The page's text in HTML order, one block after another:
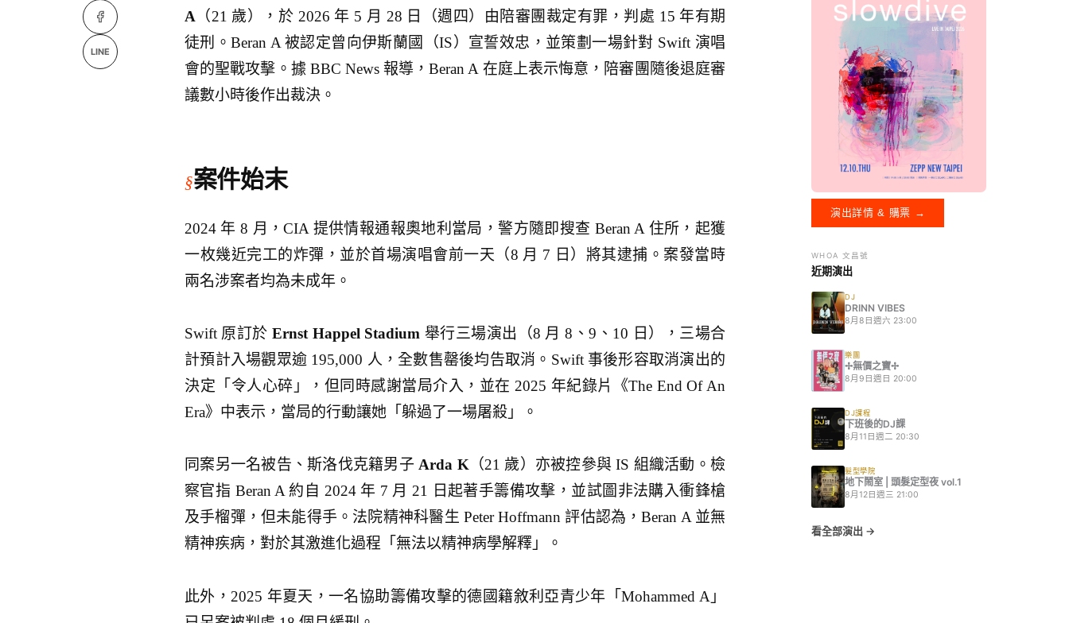
LINE
A （21 歲），於 2026 年 5 月 28 日（週四）由陪審團裁定有罪，判處 15 年有期
徒刑。Beran A 被認定曾向伊斯蘭國（IS）宣誓效忠，並策劃一場針對 Swift 演唱
會的聖戰攻擊。據 BBC News 報導，Beran A 在庭上表示悔意，陪審團隨後退庭審
議數小時後作出裁決。
案件始末
2024 年 8 月，CIA 提供情報通報奧地利當局，警方隨即搜查 Beran A 住所，起獲
一枚幾近完工的炸彈，並於首場演唱會前一天（8 月 7 日）將其逮捕。案發當時
兩名涉案者均為未成年。
Swift 原訂於Ernst Happel Stadium 舉行三場演出（8 月 8、9、10 日），三場合
計預計入場觀眾逾 195,000 人，全數售罄後均告取消。Swift 事後形容取消演出的
決定「令人心碎」，但同時感謝當局介入，並在 2025 年紀錄片《The End Of An
Era》中表示，當局的行動讓她「躲過了一場屠殺」。
同案另一名被告、斯洛伐克籍男子Arda K（21 歲）亦被控參與 IS 組織活動。檢
察官指 Beran A 約自 2024 年 7 月 21 日起著手籌備攻擊，並試圖非法購入衝鋒槍
及手榴彈，但未能得手。法院精神科醫生 Peter Hoffmann 評估認為，Beran A 並無
精神疾病，對於其激進化過程「無法以精神病學解釋」。
此外，2025 年夏天，一名協助籌備攻擊的德國籍敘利亞青少年「Mohammed A」
演出詳情 & 購票 →
WHOA 文昌號
近期演出
DJ
DRINN VIBES
8月8日週六 23:00
樂團
✢無價之寶✢
8月9日週日 20:00
DJ課程
下班後的DJ課
8月11日週二 20:30
髮型學院
地下鬧室 | 頭髮定型夜 vol.1
8月12日週三 21:00
看全部演出 →